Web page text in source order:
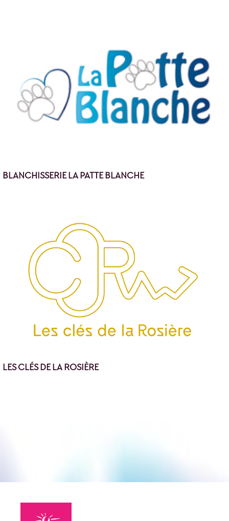
BLANCHISSERIE LA PATTE BLANCHE
LES CLÉS DE LA ROSIÈRE